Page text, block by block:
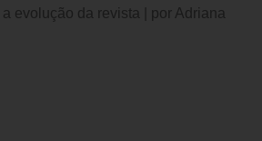
evolução da revista | por Adriana